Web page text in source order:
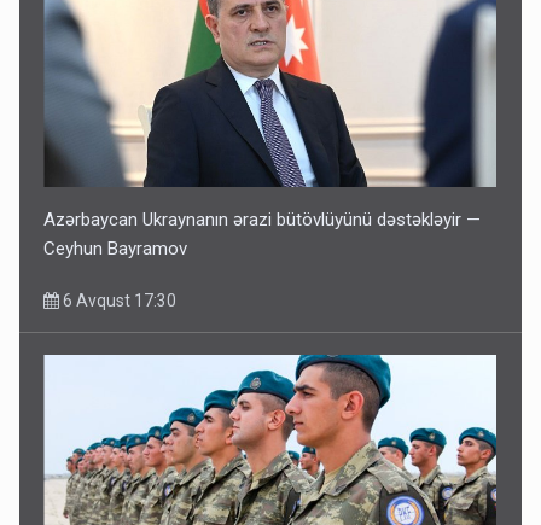
Azərbaycan Ukraynanın ərazi bütövlüyünü dəstəkləyir —
Ceyhun Bayramov
6 Avqust 17:30